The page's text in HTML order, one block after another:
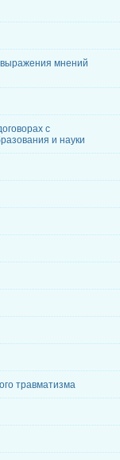
мнений
с
и науки
травматизма